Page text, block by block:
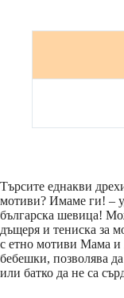
Търсите еднакви
мотиви? Имаме ги! –
българска шевица!
дъщеря и тениска за
с етно мотиви Мама и
бебешки, позволява
или батко да не са